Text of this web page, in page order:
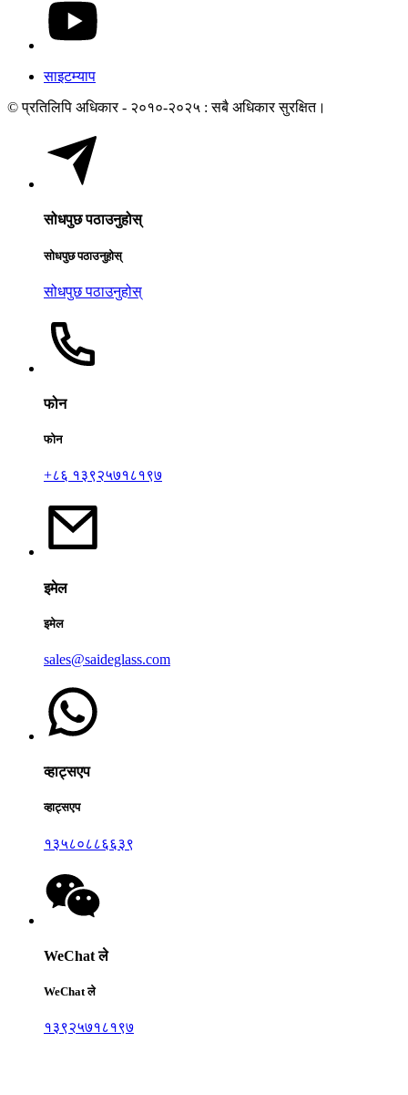
साइटम्याप
© प्रतिलिपि अधिकार - २०१०-२०२५ : सबै अधिकार सुरक्षित।
सोधपुछ पठाउनुहोस्
सोधपुछ पठाउनुहोस्
सोधपुछ पठाउनुहोस्
फोन
फोन
+८६ १३९२५७१८१९७
इमेल
इमेल
sales@saideglass.com
व्हाट्सएप
व्हाट्सएप
१३५८०८८६६३९
WeChat ले
WeChat ले
१३९२५७१८१९७